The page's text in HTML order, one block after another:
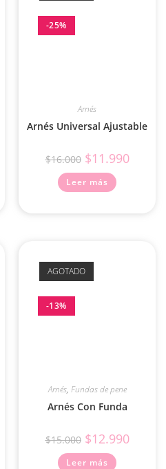
-25%
Arnés
Arnés Universal Ajustable
$16.000 $11.990
Leer más
AGOTADO
-13%
Arnés, Fundas de pene
Arnés Con Funda
$15.000 $12.990
Leer más